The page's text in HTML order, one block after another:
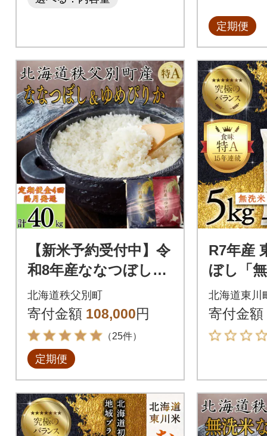
定期便
【新米予約受付中】令
和8年産ななつぼし&
ゆめぴりか定期便40k
g(隔月)【R8UD-01】
北海道秩父別町
寄付金額 108,000円
（25件）
定期便
R7年産
ぼし「
月中旬
5-002-r7
北海道東川
寄付金額